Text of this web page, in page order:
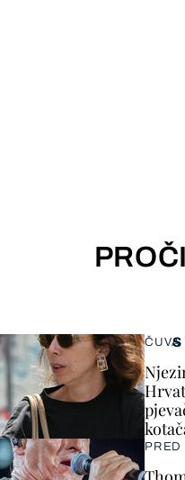
ČUVA
PRED